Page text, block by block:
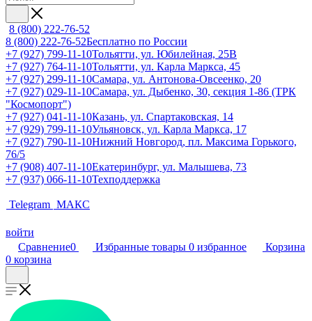
8 (800) 222-76-52
8 (800) 222-76-52Бесплатно по России
+7 (927) 799-11-10Тольятти, ул. Юбилейная, 25В
+7 (927) 764-11-10Тольятти, ул. Карла Маркса, 45
+7 (927) 299-11-10Самара, ул. Антонова-Овсеенко, 20
+7 (927) 029-11-10Самара, ул. Дыбенко, 30, секция 1-86 (ТРК
"Космопорт")
+7 (927) 041-11-10Казань, ул. Спартаковская, 14
+7 (929) 799-11-10Ульяновск, ул. Карла Маркса, 17
+7 (927) 790-11-10Нижний Новгород, пл. Максима Горького,
76/5
+7 (908) 407-11-10Екатеринбург, ул. Малышева, 73
+7 (937) 066-11-10Техподдержка
Telegram МАКС
войти
Сравнение0 Избранные товары 0 избранное
Корзина
0 корзина